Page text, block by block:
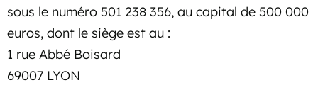
sous le numéro 501 238 356, au capital de 500 000
euros, dont le siège est au :
1 rue Abbé Boisard
69007 LYON